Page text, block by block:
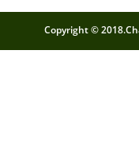
Copyright ©